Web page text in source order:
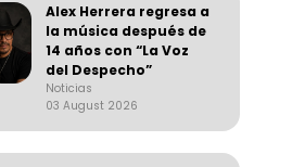
Alex Herrera regresa a
la música después de
14 años con “La Voz
del Despecho”
Noticias
03 August 2026